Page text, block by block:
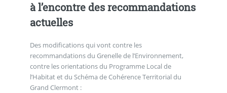
à l’encontre des recommandations
actuelles
Des modifications qui vont contre les
recommandations du Grenelle de l’Environnement,
contre les orientations du Programme Local de
l’Habitat et du Schéma de Cohérence Territorial du
Grand Clermont :